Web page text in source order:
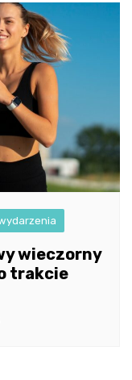
wieczorny
trakcie